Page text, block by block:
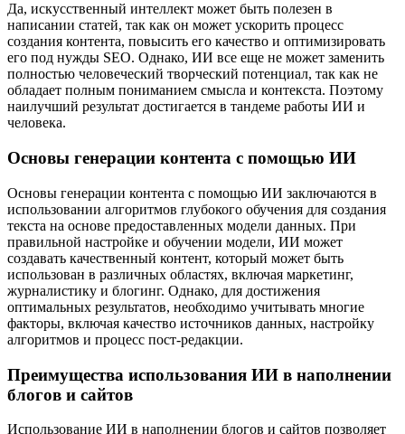
Да, искусственный интеллект может быть полезен в
написании статей, так как он может ускорить процесс
создания контента, повысить его качество и оптимизировать
его под нужды SEO. Однако, ИИ все еще не может заменить
полностью человеческий творческий потенциал, так как не
обладает полным пониманием смысла и контекста. Поэтому
наилучший результат достигается в тандеме работы ИИ и
человека.
Основы генерации контента с помощью ИИ
Основы генерации контента с помощью ИИ заключаются в
использовании алгоритмов глубокого обучения для создания
текста на основе предоставленных модели данных. При
правильной настройке и обучении модели, ИИ может
создавать качественный контент, который может быть
использован в различных областях, включая маркетинг,
журналистику и блогинг. Однако, для достижения
оптимальных результатов, необходимо учитывать многие
факторы, включая качество источников данных, настройку
алгоритмов и процесс пост-редакции.
Преимущества использования ИИ в наполнении
блогов и сайтов
Использование ИИ в наполнении блогов и сайтов позволяет